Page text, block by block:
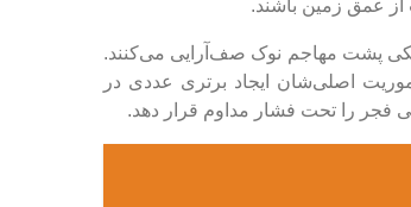
از عمق زمین باشند.
پشت مهاجم نوک صف‌آرایی می‌کنند.
اصلی‌شان ایجاد برتری عددی در
فجر را تحت فشار مداوم قرار دهد.